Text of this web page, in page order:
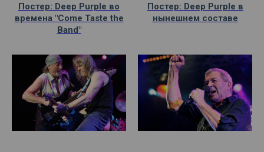
Постер: Deep Purple во
времена "Come Taste the
Band"
Постер: Deep Purple в
нынешнем составе